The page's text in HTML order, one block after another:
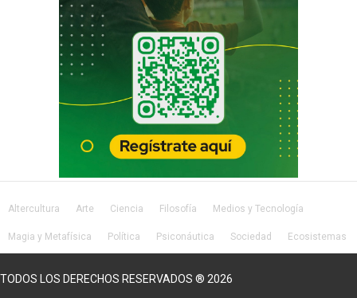
Altercultura Arte Ciencia Filosofía Medios y Tecnología
Magia y Metafísica Política Psiconáutica Sociedad Ecosistemas
TODOS LOS DERECHOS RESERVADOS ® 2026